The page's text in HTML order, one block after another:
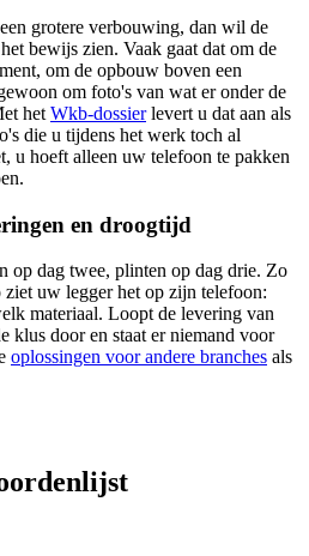
grotere verbouwing, dan wil de
bewijs zien. Vaak gaat dat om de
om de opbouw boven een
om foto's van wat er onder de
het Wkb-dossierlevert u dat aan als
die u tijdens het werk toch al
u hoeft alleen uw telefoon te pakken
en droogtijd
op dag twee, plinten op dag drie. Zo
ziet uw legger het op zijn telefoon:
materiaal. Loopt de levering van
klus door en staat er niemand voor
oplossingen voor andere branches als